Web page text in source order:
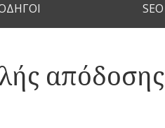
SEO
απόδοσης